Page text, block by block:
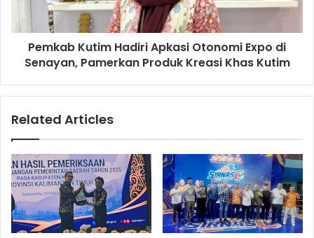
Pemkab Kutim Hadiri Apkasi Otonomi Expo di
Senayan, Pamerkan Produk Kreasi Khas Kutim
Related Articles